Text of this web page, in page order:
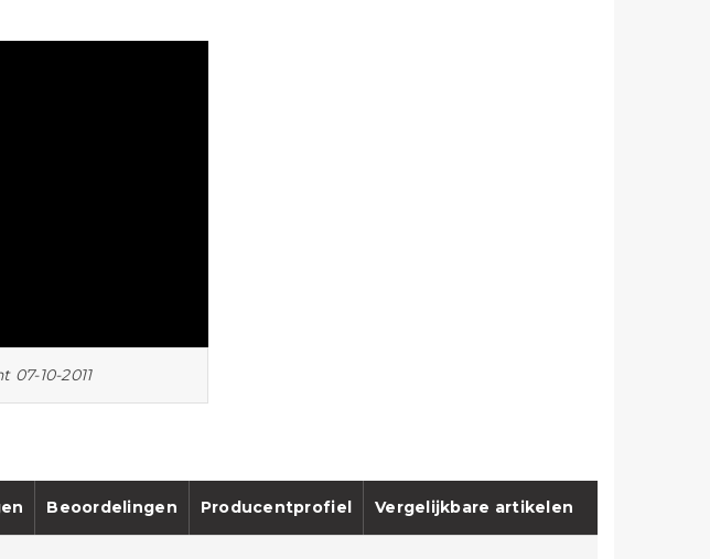
10-2011
Beoordelingen Producentprofiel Vergelijkbare artikelen